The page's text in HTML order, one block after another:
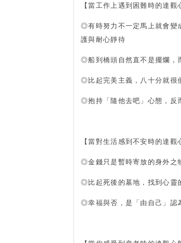
【當工作上遇到困難時的達觀
◎有時努力不一定馬上就會變
護與耐心靜待
◎船到橋頭自然直不是擺爛，
◎比起完美主義，八十分就很
◎抱持「隨他去吧」心態，反
【當對生活感到不安時的達觀
◎金錢只是暫時寄放的身外之
◎比起死後的墓地，找到心靈
◎幸福與否，是「由自己」認